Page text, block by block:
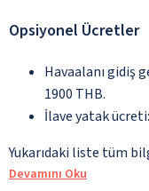
Opsiyonel Ücretler
Havaalanı gidiş
1900 THB.
İlave yatak
Yukarıdaki liste tüm
Devamını Oku